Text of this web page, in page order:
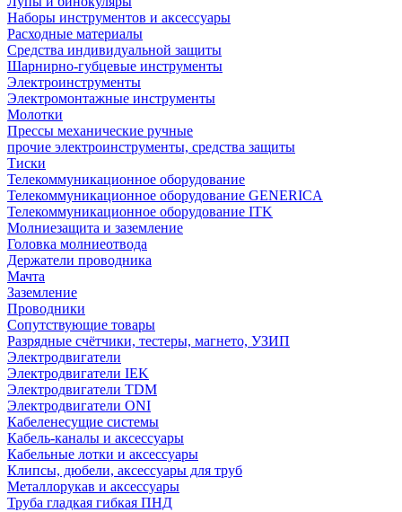
Наборы инструментов и аксессуары
Расходные материалы
Средства индивидуальной защиты
Шарнирно-губцевые инструменты
Электроинструменты
Электромонтажные инструменты
Молотки
Прессы механические ручные
прочие электроинструменты, средства защиты
Тиски
Телекоммуникационное оборудование
Телекоммуникационное оборудование GENERICA
Телекоммуникационное оборудование ITK
Молниезащита и заземление
Головка молниеотвода
Держатели проводника
Мачта
Заземление
Проводники
Сопутствующие товары
Разрядные счётчики, тестеры, магнето, УЗИП
Электродвигатели
Электродвигатели IEK
Электродвигатели TDM
Электродвигатели ONI
Кабеленесущие системы
Кабель-каналы и аксессуары
Кабельные лотки и аксессуары
Клипсы, дюбели, аксессуары для труб
Металлорукав и аксессуары
Труба гладкая гибкая ПНД